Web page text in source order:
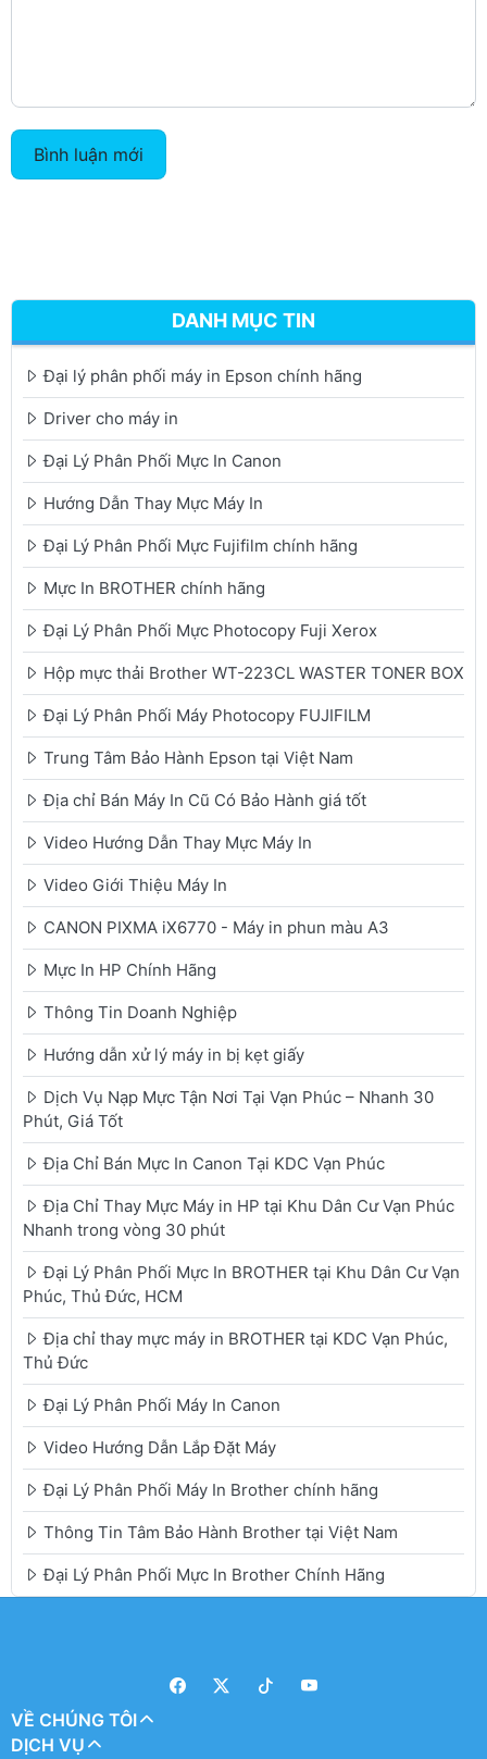
Bình luận mới
DANH MỤC TIN
Đại lý phân phối máy in Epson chính hãng
Driver cho máy in
Đại Lý Phân Phối Mực In Canon
Hướng Dẫn Thay Mực Máy In
Đại Lý Phân Phối Mực Fujifilm chính hãng
Mực In BROTHER chính hãng
Đại Lý Phân Phối Mực Photocopy Fuji Xerox
Hộp mực thải Brother WT-223CL WASTER TONER BOX
Đại Lý Phân Phối Máy Photocopy FUJIFILM
Trung Tâm Bảo Hành Epson tại Việt Nam
Địa chỉ Bán Máy In Cũ Có Bảo Hành giá tốt
Video Hướng Dẫn Thay Mực Máy In
Video Giới Thiệu Máy In
CANON PIXMA iX6770 - Máy in phun màu A3
Mực In HP Chính Hãng
Thông Tin Doanh Nghiệp
Hướng dẫn xử lý máy in bị kẹt giấy
Dịch Vụ Nạp Mực Tận Nơi Tại Vạn Phúc – Nhanh 30
Phút, Giá Tốt
Địa Chỉ Bán Mực In Canon Tại KDC Vạn Phúc
Địa Chỉ Thay Mực Máy in HP tại Khu Dân Cư Vạn Phúc
Nhanh trong vòng 30 phút
Đại Lý Phân Phối Mực In BROTHER tại Khu Dân Cư Vạn
Phúc, Thủ Đức, HCM
Địa chỉ thay mực máy in BROTHER tại KDC Vạn Phúc,
Thủ Đức
Đại Lý Phân Phối Máy In Canon
Video Hướng Dẫn Lắp Đặt Máy
Đại Lý Phân Phối Máy In Brother chính hãng
Thông Tin Tâm Bảo Hành Brother tại Việt Nam
Đại Lý Phân Phối Mực In Brother Chính Hãng
VỀ CHÚNG TÔI
DỊCH VỤ